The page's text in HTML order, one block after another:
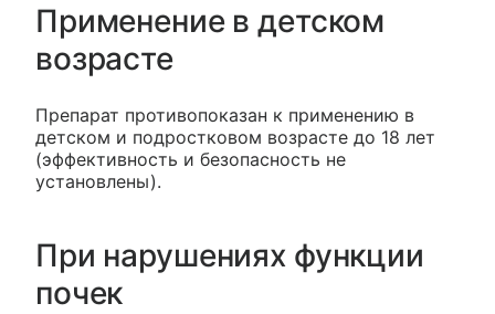
Применение в детском
возрасте
Препарат противопоказан к применению в
детском и подростковом возрасте до 18 лет
(эффективность и безопасность не
установлены).
При нарушениях функции
почек